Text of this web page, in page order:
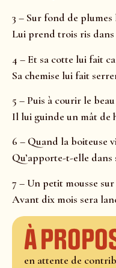
3 – Sur fond de
Lui prend trois ris
4 – Et sa cotte lui fait
Sa chemise lui fait
5 – Puis à courir le
Il lui guinde un mât de
6 – Quand la boiteuse
Qu’apporte-t-elle dans
7 – Un petit mousse
Avant dix mois sera
À
en attente de